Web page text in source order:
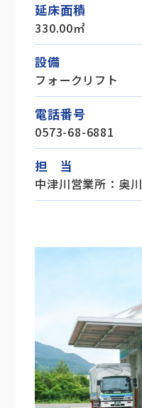
延床面積
330.00㎡
設備
フォークリフト
電話番号
0573-68-6881
担 当
中津川営業所：奥川